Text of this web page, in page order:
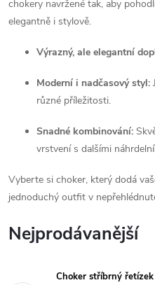
chokery navržené tak, aby
elegantně i stylově.
Výrazný, ale elegantní
Moderní i nadčasový styl:
různé příležitosti.
Snadné kombinování:
vrstvení s dalšími
Vyberte si choker, který dodá
jednoduchý outfit v
Nejprodávanější
Choker stříbrný